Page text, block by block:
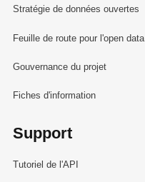
Stratégie de données ouvertes
Feuille de route pour l'open data
Gouvernance du projet
Fiches d'information
Support
Tutoriel de l'API